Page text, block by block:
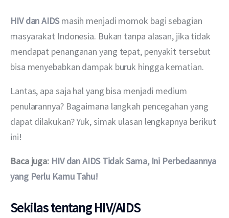
HIV dan AIDS masih menjadi momok bagi sebagian
masyarakat Indonesia. Bukan tanpa alasan, jika tidak
mendapat penanganan yang tepat, penyakit tersebut
bisa menyebabkan dampak buruk hingga kematian.
Lantas, apa saja hal yang bisa menjadi medium
penularannya? Bagaimana langkah pencegahan yang
dapat dilakukan? Yuk, simak ulasan lengkapnya berikut
ini!
Baca juga: HIV dan AIDS Tidak Sama, Ini Perbedaannya
yang Perlu Kamu Tahu!
Sekilas tentang HIV/AIDS